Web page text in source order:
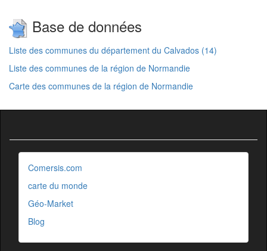
Base de données
Liste des communes du département du Calvados (14)
Liste des communes de la région de Normandie
Carte des communes de la région de Normandie
Comersis.com
carte du monde
Géo-Market
Blog